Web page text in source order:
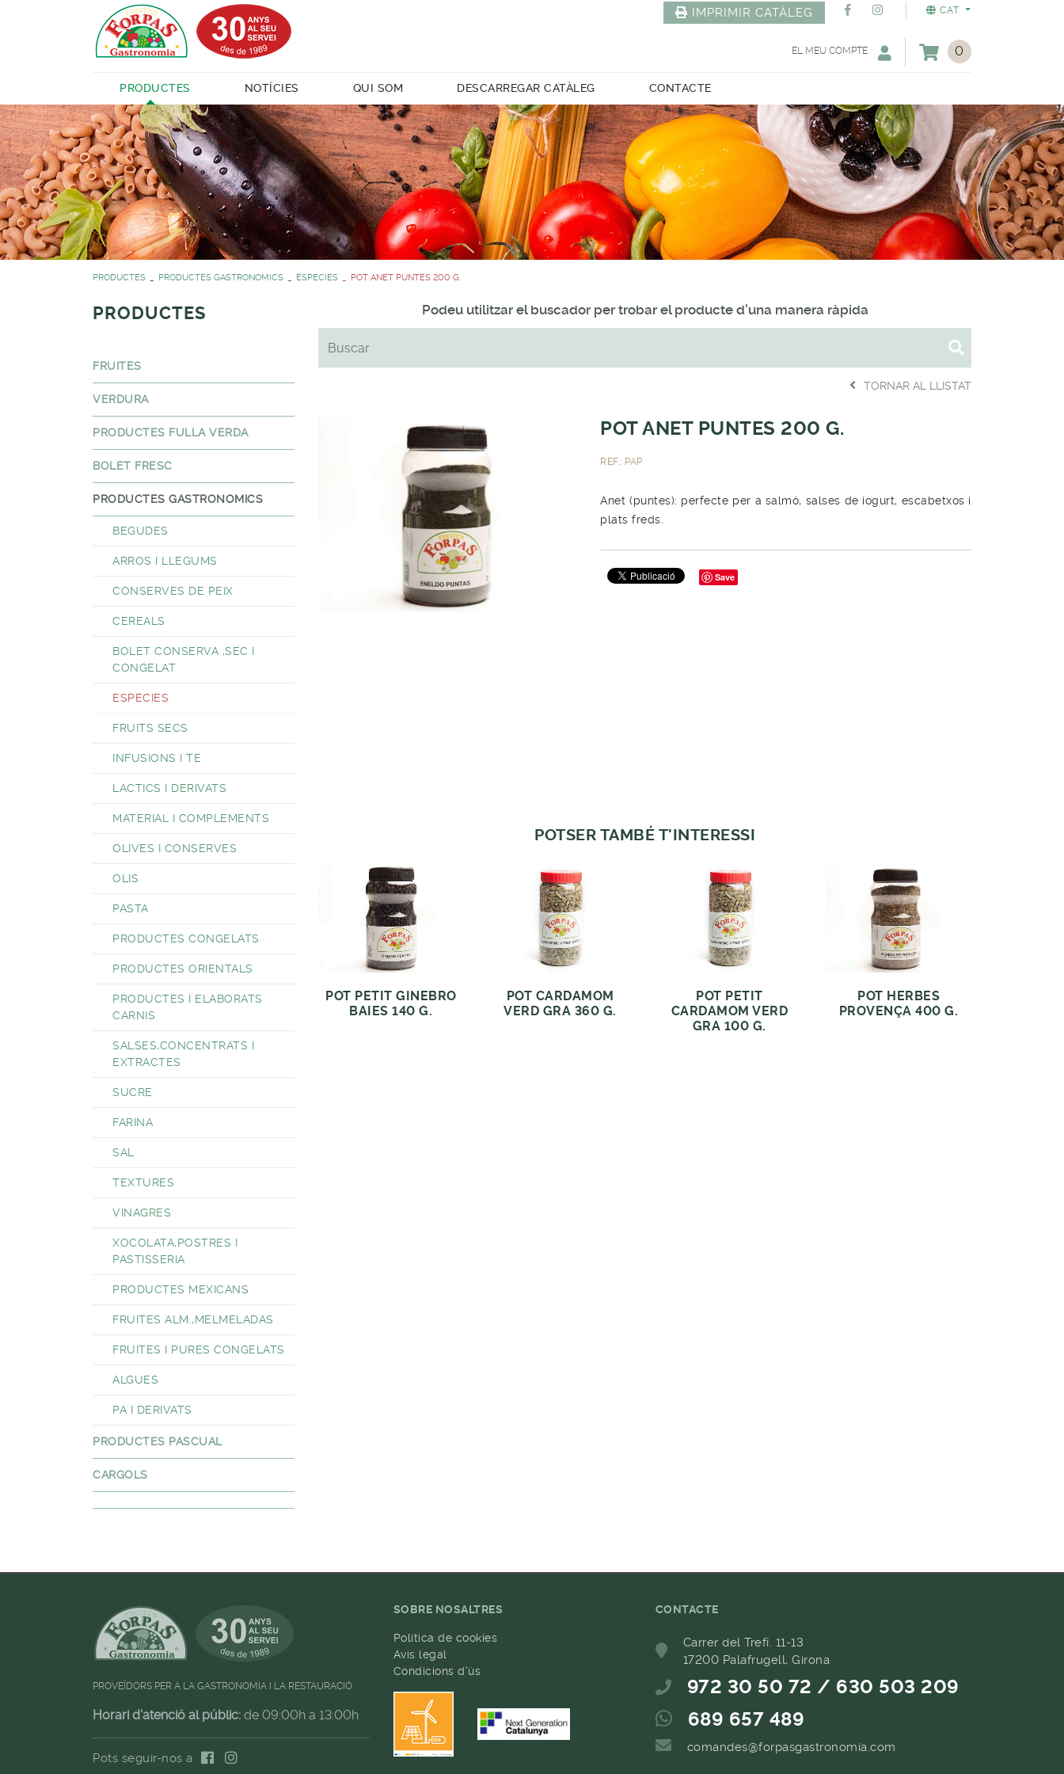
CAT
IMPRIMIR CATÀLEG
0
EL MEU COMPTE
PRODUCTES NOTÍCIES QUI SOM DESCARREGAR CATÀLEG CONTACTE
PRODUCTES PRODUCTES GASTRONOMICS ESPECIES POT ANET PUNTES 200 G.
PRODUCTES
FRUITES
VERDURA
PRODUCTES FULLA VERDA
BOLET FRESC
PRODUCTES GASTRONOMICS
BEGUDES
ARROS I LLEGUMS
CONSERVES DE PEIX
CEREALS
BOLET CONSERVA ,SEC I
CONGELAT
ESPECIES
FRUITS SECS
INFUSIONS I TE
LACTICS I DERIVATS
MATERIAL I COMPLEMENTS
OLIVES I CONSERVES
OLIS
PASTA
PRODUCTES CONGELATS
PRODUCTES ORIENTALS
PRODUCTES I ELABORATS
CARNIS
SALSES,CONCENTRATS I
EXTRACTES
SUCRE
FARINA
SAL
TEXTURES
VINAGRES
XOCOLATA,POSTRES I
PASTISSERIA
PRODUCTES MEXICANS
FRUITES ALM.,MELMELADAS
FRUITES I PURES CONGELATS
ALGUES
PA I DERIVATS
PRODUCTES PASCUAL
CARGOLS
Podeu utilitzar el buscador per trobar el producte d'una manera ràpida
TORNAR AL LLISTAT
POT ANET PUNTES 200 G.
REF.: PAP
Anet (puntes): perfecte per a salmó, salses de iogurt, escabetxos i
plats freds.
Save
POTSER TAMBÉ T'INTERESSI
POT PETIT GINEBRO
BAIES 140 G.
POT CARDAMOM
VERD GRA 360 G.
POT PETIT
CARDAMOM VERD
GRA 100 G.
POT HERBES
PROVENÇA 400 G.
PROVEÏDORS PER A LA GASTRONOMIA I LA RESTAURACIÓ
Horari d'atenció al públic: de 09:00h a 13:00h
Pots seguir-nos a
SOBRE NOSALTRES
Política de cookies
Avís legal
Condicions d'ús
CONTACTE
Carrer del Trefí. 11-13
17200 Palafrugell, Girona
972 30 50 72 / 630 503 209
689 657 489
comandes@forpasgastronomia.com